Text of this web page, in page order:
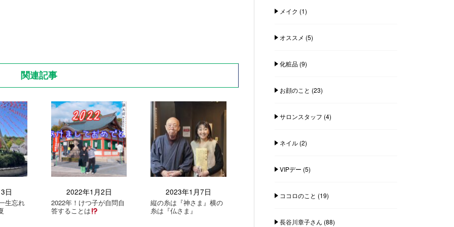
関連記事
日
生忘れ
2022年1月2日
2022年！けつ子が自問自
答することは
2023年1月7日
縦の糸は『神さま』横の
糸は『仏さま』
メイク (1)
オススメ (5)
化粧品(9)
お顔のこと (23)
サロンスタッフ (4)
ネイル(2)
VIPデー (5)
ココロのこと (19)
長谷川章子さん (88)